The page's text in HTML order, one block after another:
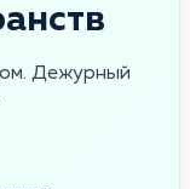
Дежурный